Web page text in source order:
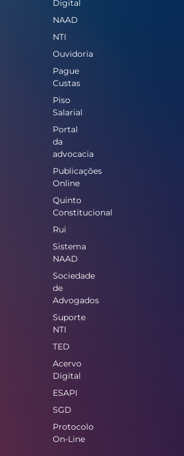
Digital
NAAD
NTI
Ouvidoria
Pague
Custas
Piso
Salarial
Portal
da
advocacia
Publicações
Online
Quinto
Constitucional
Rui
Sistema
NAAD
Sociedade
de
Advogados
Suporte
NTI
TED
Acervo
Digital
ESAPI
SGD
Protocolo
On-Line